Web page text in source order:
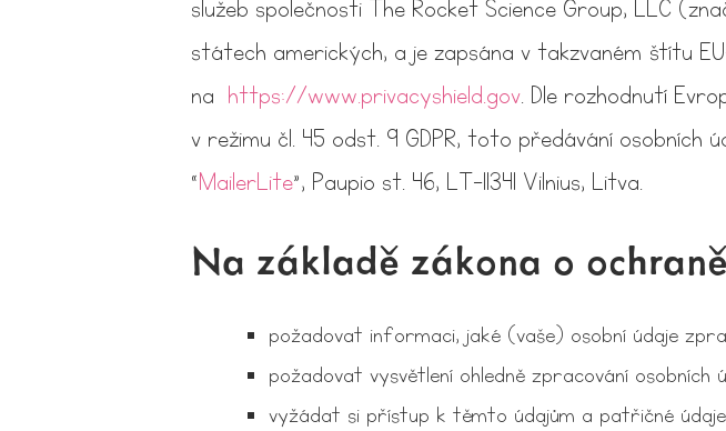
služeb společnosti The Rocket Science Group, LLC
státech amerických, a je zapsána v takzvaném štítu
na https://www.privacyshield.gov. Dle rozhodnutí
v režimu čl. 45 odst. 9 GDPR, toto předávání osobních
“MailerLite”, Paupio st. 46, LT-11341 Vilnius, Litva.
Na základě zákona o
požadovat informaci, jaké (vaše) osobní údaje
požadovat vysvětlení ohledně zpracování osobních
vyžádat si přístup k těmto údajům a patřičné